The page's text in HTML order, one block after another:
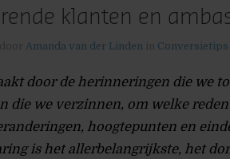
klanten en
Amanda van der Lindenin Conversietips
door de herinneringen die we
die we verzinnen, om welke
hoogtepunten en
is het allerbelangrijkste, het